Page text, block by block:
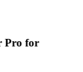
Pro for